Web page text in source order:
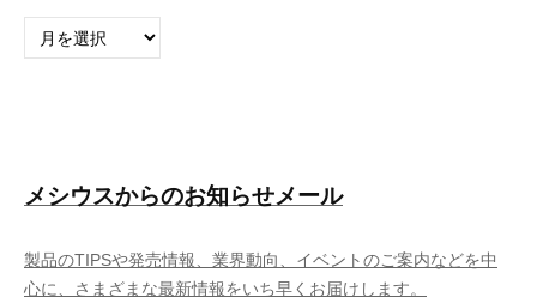
ア
メシウスからのお知らせメール
製品のTIPSや発売情報、業界動向、イベントのご案内などを中
心に、さまざまな最新情報をいち早くお届けします。